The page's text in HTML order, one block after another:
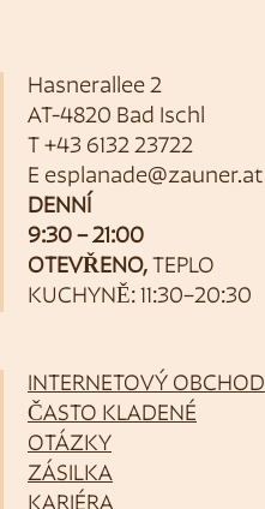
Hasnerallee 2
AT-4820 Bad Ischl
T +43 6132 23722
E esplanade@zauner.at
DENNÍ
9:30 – 21:00
OTEVŘENO, TEPLO
KUCHYNĚ: 11:30–20:30
INTERNETOVÝ OBCHOD
ČASTO KLADENÉ
OTÁZKY
ZÁSILKA